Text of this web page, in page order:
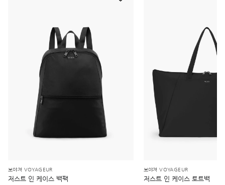
보야져 VOYAGEUR
저스트 인 케이스 백팩
보야져 VOYAGEUR
저스트 인 케이스 토트백